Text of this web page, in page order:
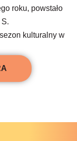
roku, powstało
kulturalny w